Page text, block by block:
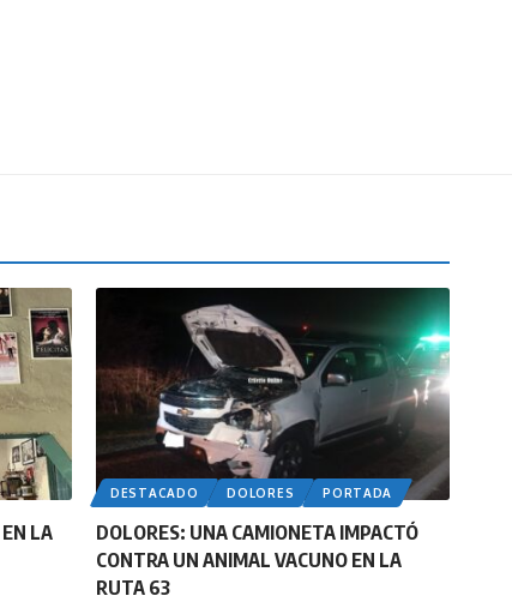
LA
DESTACADO DOLORES PORTADA
DOLORES: UNA CAMIONETA IMPACTÓ
CONTRA UN ANIMAL VACUNO EN LA
RUTA 63